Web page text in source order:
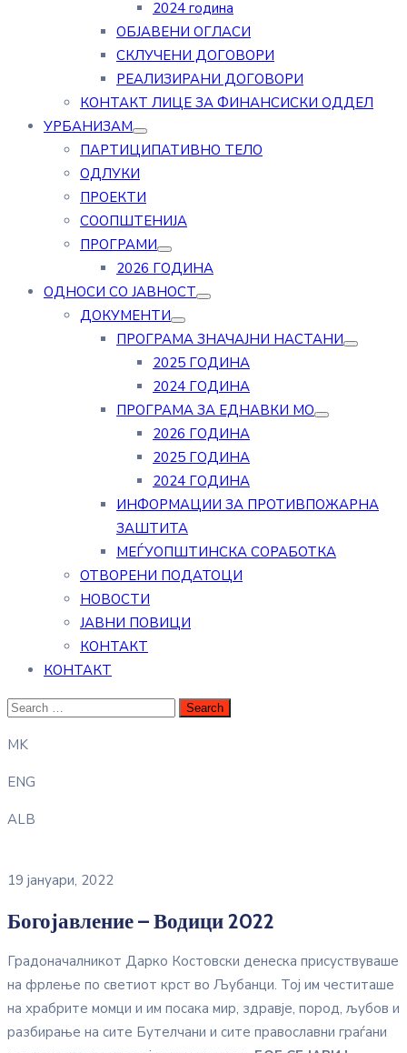
2024 година
ОБЈАВЕНИ ОГЛАСИ
СКЛУЧЕНИ ДОГОВОРИ
РЕАЛИЗИРАНИ ДОГОВОРИ
КОНТАКТ ЛИЦЕ ЗА ФИНАНСИСКИ ОДДЕЛ
УРБАНИЗАМ
ПАРТИЦИПАТИВНО ТЕЛО
ОДЛУКИ
ПРОЕКТИ
СООПШТЕНИЈА
ПРОГРАМИ
2026 ГОДИНА
ОДНОСИ СО ЈАВНОСТ
ДОКУМЕНТИ
ПРОГРАМА ЗНАЧАЈНИ НАСТАНИ
2025 ГОДИНА
2024 ГОДИНА
ПРОГРАМА ЗА ЕДНАВКИ МО
2026 ГОДИНА
2025 ГОДИНА
2024 ГОДИНА
ИНФОРМАЦИИ ЗА ПРОТИВПОЖАРНА
ЗАШТИТА
МЕЃУОПШТИНСКА СОРАБОТКА
ОТВОРЕНИ ПОДАТОЦИ
НОВОСТИ
ЈАВНИ ПОВИЦИ
КОНТАКТ
КОНТАКТ
MK
ENG
ALB
19 јануари, 2022
Богојавление – Водици 2022
Градоначалникот Дарко Костовски денеска присуствуваше
на фрлење по светиот крст во Љубанци. Тој им честиташе
на храбрите момци и им посака мир, здравје, пород, љубов и
разбирање на сите Бутелчани и сите православни граѓани